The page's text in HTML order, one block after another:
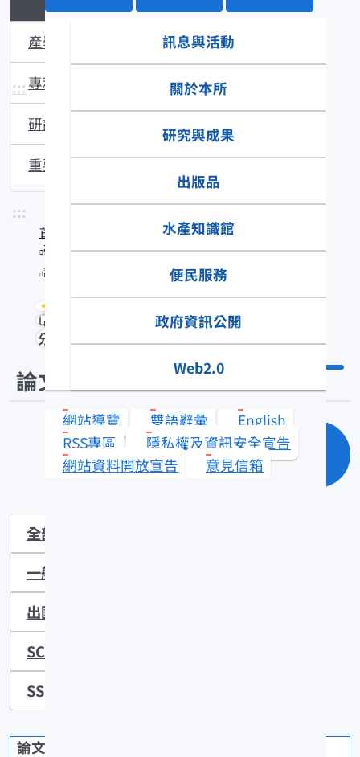
訊息與活動
關於本所
研究與成果
出版品
水產知識館
便民服務
政府資訊公開
Web2.0
網站導覽 雙語辭彙
English
RSS專區
隱私權及資訊安全宣告
網站資料開放宣告
意見信箱
:::
產學合作
專利與技轉
研討會議
重要研究成果
:::
首頁
研究與成果
論文目錄
分享
論文目錄
單元查詢
全部
一般期刊
出國報告
SCIE學術期刊
SSCI學術期刊